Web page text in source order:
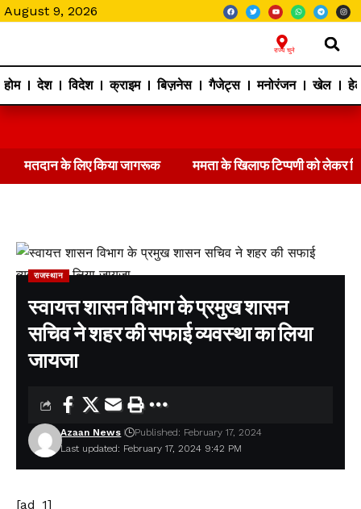
August 9, 2026
राज्य चुने
होम देश विदेश क्राइम बिज़नेस गैजेट्स मनोरंजन खेल
मतदान के लिए किया जागरूक ममता के खिलाफ टिप्पणी को लेकर
राजस्थान
स्वायत्त शासन विभाग के प्रमुख शासन
सचिव ने शहर की सफाई व्यवस्था का लिया
जायजा
Last updated: February 17, 2024 9:42 PM
Azaan News Published: February 17, 2024
[ad_1]